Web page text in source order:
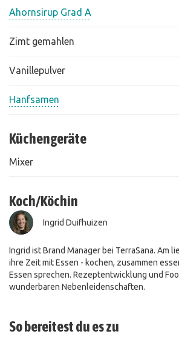
Ahornsirup Grad A
Zimt gemahlen
Vanillepulver
Hanfsamen
Küchengeräte
Mixer
Koch/Köchin
Ingrid Duifhuizen
Ingrid ist Brand Manager bei TerraSana. Am
ihre Zeit mit Essen - kochen, zusammen
Essen sprechen. Rezeptentwicklung und
wunderbaren Nebenleidenschaften.
So bereitest du es zu